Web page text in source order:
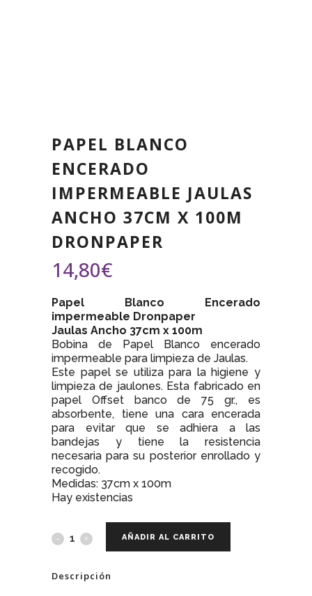
PAPEL BLANCO
ENCERADO
IMPERMEABLE JAULAS
ANCHO 37CM X 100M
DRONPAPER
14,80€
Papel Blanco Encerado
impermeable Dronpaper
Jaulas Ancho 37cm x 100m
Bobina de Papel Blanco encerado
impermeable para limpieza de Jaulas.
Este papel se utiliza para la higiene y
limpieza de jaulones. Esta fabricado en
papel Offset banco de 75 gr., es
absorbente, tiene una cara encerada
para evitar que se adhiera a las
bandejas y tiene la resistencia
necesaria para su posterior enrollado y
recogido.
Medidas: 37cm x 100m
Hay existencias
AÑADIR AL CARRITO
Descripción